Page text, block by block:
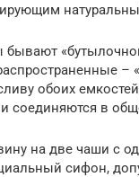
–
обоих
соединяются в
на две чаши с
сифон,